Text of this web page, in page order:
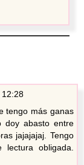
12:28
tengo más ganas
doy abasto entre
jajajajaj. Tengo
obligada.